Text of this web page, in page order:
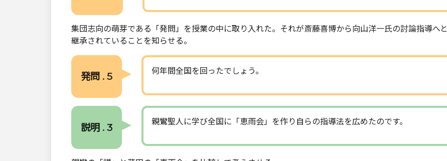
集団志向の萌芽である「発問」を授業の中に取り入れた。それが斎藤喜博から向山洋一氏の討論指導へと
継承されていることを知らせる。
発問 . 5 何年間全国を回ったでしょう。
説明 . 3 親鸞聖人に学び全国に「恵雨会」を作り自らの指導法を広めたのです。